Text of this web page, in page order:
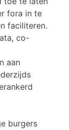
fora in te
faciliteren.
co-
aan
burgers